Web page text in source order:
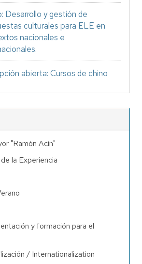
Desarrollo y gestión de
culturales para ELE en
nacionales e
abierta: Cursos de chino
"Ramón Acín"
la Experiencia
y formación para el
/ Internationalization